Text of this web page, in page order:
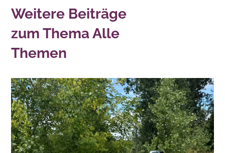
Weitere Beiträge
zum Thema Alle
Themen